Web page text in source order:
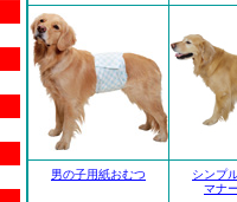
男の子用紙おむつ
シンプ
マナ